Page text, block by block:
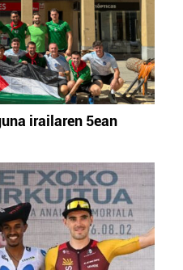
irailaren 5ean